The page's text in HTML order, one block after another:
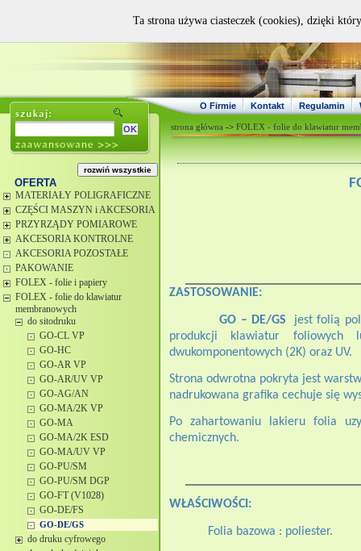
O Firmie Kontakt Regulamin
OFERTA
MATERIAŁY POLIGRAFICZNE
CZĘŚCI MASZYN i AKCESORIA
PRZYRZĄDY POMIAROWE
AKCESORIA KONTROLNE
AKCESORIA POZOSTAŁE
PAKOWANIE
FOLEX - folie i papiery
FOLEX - folie do klawiatur
membranowych
do sitodruku
GO-CL VP
GO-HC
GO-AR VP
GO-AR/UV VP
GO-AG/AN
GO-MA/2K VP
GO-MA
GO-MA/2K ESD
GO-MA/UV VP
GO-PU/SM
GO-PU/SM DGP
GO-FT (V1028)
GO-DE/FS
GO-DE/GS
do druku cyfrowego
strona główna -> FOLEX - folie do klawiatur
ZASTOSOWANIE:
GO – DE/GS
jest folią
produkcji klawiatur foliowych
dwukomponentowych (2K) oraz UV.
Strona odwrotna pokryta jest
nadrukowana grafika cechuje się
Po zahartowaniu lakieru folia
chemicznych.
WŁAŚCIWOŚCI:
Folia bazowa : poliester.
Ta strona używa ciasteczek (cookies), dzięki